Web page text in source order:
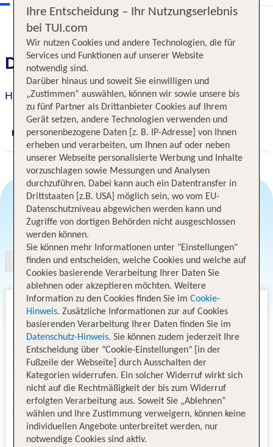
Das erwartet Sie
Hotel Commercio & Pellegrino
Digitaler und telefonischer 24/7 TUI Service
Angebotsauswahl
Ihre Entscheidung – Ihr Nutzungserlebnis
bei TUI.com
Wir nutzen Cookies und andere Technologien, die für
Services und Funktionen auf unserer Website
notwendig sind.
Darüber hinaus und soweit Sie einwilligen und
„Zustimmen“ auswählen, können wir sowie unsere bis
zu fünf Partner als Drittanbieter Cookies auf Ihrem
Gerät setzen, andere Technologien verwenden und
personenbezogene Daten [z. B. IP-Adresse] von Ihnen
erheben und verarbeiten, um Ihnen auf oder neben
unserer Webseite personalisierte Werbung und Inhalte
vorzuschlagen sowie Messungen und Analysen
durchzuführen. Dabei kann auch ein Datentransfer in
Drittstaaten [z.B. USA] möglich sein, wo vom EU-
Datenschutzniveau abgewichen werden kann und
Zugriffe von dortigen Behörden nicht ausgeschlossen
werden können.
Sie können mehr Informationen unter "Einstellungen"
finden und entscheiden, welche Cookies und welche auf
Cookies basierende Verarbeitung Ihrer Daten Sie
ablehnen oder akzeptieren möchten. Weitere
Information zu den Cookies finden Sie im Cookie-
Hinweis. Zusätzliche Informationen zur auf Cookies
basierenden Verarbeitung Ihrer Daten finden Sie im
Datenschutz-Hinweis. Sie können zudem jederzeit Ihre
Entscheidung über "Cookie-Einstellungen" [in der
Fußzeile der Webseite] durch Ausschalten der
Kategorien widerrufen. Ein solcher Widerruf wirkt sich
nicht auf die Rechtmäßigkeit der bis zum Widerruf
erfolgten Verarbeitung aus. Soweit Sie „Ablehnen“
wählen und Ihre Zustimmung verweigern, können keine
individuellen Angebote unterbreitet werden, nur
notwendige Cookies sind aktiv.